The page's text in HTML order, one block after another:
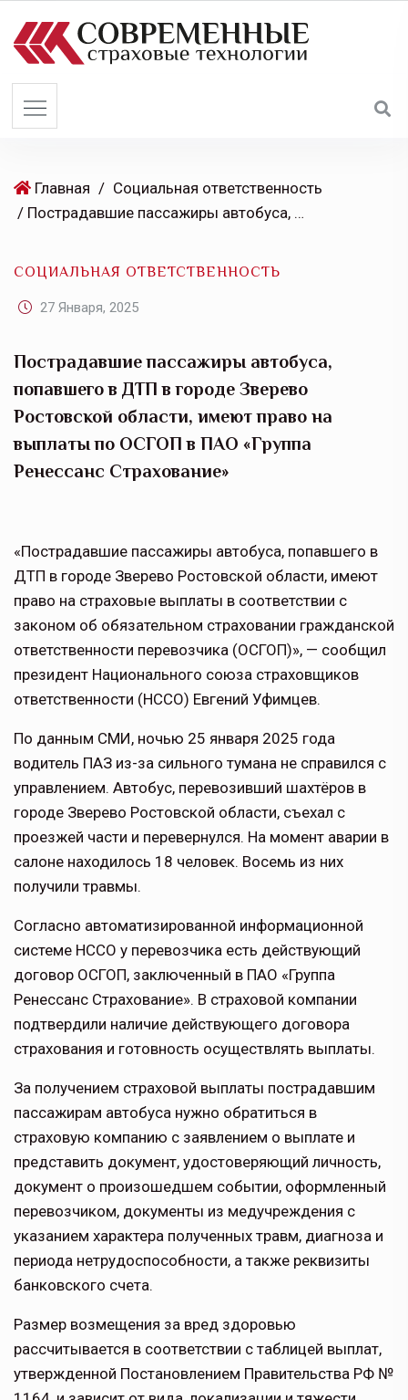
Главная / Социальная ответственность
/ Пострадавшие пассажиры автобуса, попавшего в ДТП в городе Зверево Ростовской области, имеют право на выплаты по ОСГОП в ПАО «Группа Ренессанс Страхование»
СОЦИАЛЬНАЯ ОТВЕТСТВЕННОСТЬ
27 Января, 2025
Пострадавшие пассажиры автобуса,
попавшего в ДТП в городе Зверево
Ростовской области, имеют право на
выплаты по ОСГОП в ПАО «Группа
Ренессанс Страхование»
«Пострадавшие пассажиры автобуса, попавшего в
ДТП в городе Зверево Ростовской области, имеют
право на страховые выплаты в соответствии с
законом об обязательном страховании гражданской
ответственности перевозчика (ОСГОП)», — сообщил
президент Национального союза страховщиков
ответственности (НССО) Евгений Уфимцев.
По данным СМИ, ночью 25 января 2025 года
водитель ПАЗ из-за сильного тумана не справился с
управлением. Автобус, перевозивший шахтёров в
городе Зверево Ростовской области, съехал с
проезжей части и перевернулся. На момент аварии в
салоне находилось 18 человек. Восемь из них
получили травмы.
Согласно автоматизированной информационной
системе НССО у перевозчика есть действующий
договор ОСГОП, заключенный в ПАО «Группа
Ренессанс Страхование». В страховой компании
подтвердили наличие действующего договора
страхования и готовность осуществлять выплаты.
За получением страховой выплаты пострадавшим
пассажирам автобуса нужно обратиться в
страховую компанию с заявлением о выплате и
представить документ, удостоверяющий личность,
документ о произошедшем событии, оформленный
перевозчиком, документы из медучреждения с
указанием характера полученных травм, диагноза и
периода нетрудоспособности, а также реквизиты
банковского счета.
Размер возмещения за вред здоровью
рассчитывается в соответствии с таблицей выплат,
утвержденной Постановлением Правительства РФ №